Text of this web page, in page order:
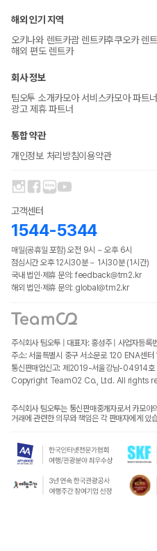
해외 인기 지역
오키나와 렌트카괌 렌트카후쿠오카 렌
해외 편도 렌트카
회사 정보
팀오투 소개카모아 서비스카모아 파트
광고 제휴 파트너
통합 약관
개인정보 처리방침이용약관
고객센터
1544-5344
매일(공휴일 포함) 오전 9시 ~ 오후 6시
점심시간 오후 12시30분 ~ 1시30분 (1시간)
국내 법인·제휴 문의: feedback@tm2.kr
해외 법인·제휴 문의: global@tm2.kr
주식회사 팀오투 | 대표자: 홍성주 | 사업자
주소: 서울특별시 중구 서소문로 120 ENA센터
통신판매업신고: 제2019-서울강남-04914호
Copyright TeamO2 Co., Ltd. All rights
주식회사 팀오투는 통신판매중개자로서 카모
거래에 관련한 의무와 책임은 각 판매자에게 있